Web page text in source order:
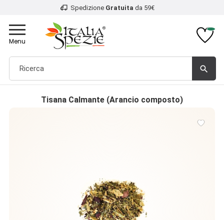
4.9/5 - Recensioniverificate
search
Toggle
navigation
Menu
Tisana Calmante (Arancio composto)
